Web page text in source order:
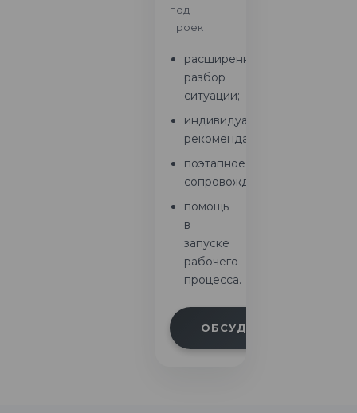
под
проект.
расширенный
разбор
ситуации;
индивидуальные
рекомендации;
поэтапное
сопровождение;
помощь
в
запуске
рабочего
процесса.
ОБСУДИТЬ ПРОЕКТ